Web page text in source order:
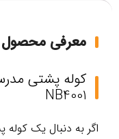
معرفی محصول
NB4001
اگر به دنبال یک